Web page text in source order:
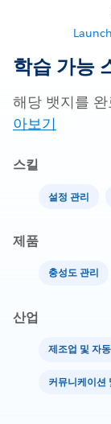
학습 가능
해당 뱃지를
아보기
스킬
설정 관리
제품
충성도 관리
산업
제조업 및 자
커뮤니케이션